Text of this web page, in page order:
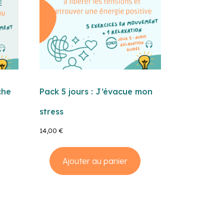
Pack 5 jours : J’évacue mon
stress
14,00€
Ajouter au panier